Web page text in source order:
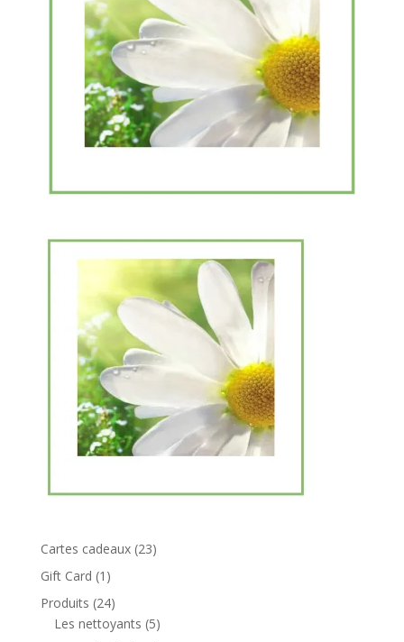
Cartes cadeaux 2323
Gift Card 1 1
produit
Produits 2424
produits
Les nettoyants 55